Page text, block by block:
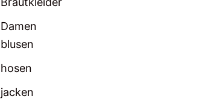
Damen
blusen
hosen
jacken